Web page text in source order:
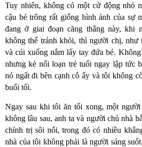
Tuy nhiên, không có một cử động nhỏ
cậu bé trông rất giống hình ảnh của sự
đang ở giai đoạn căng thẳng này, khi
không thể tránh khỏi, thì người chị, như
và cúi xuống nắm lấy tay đứa bé.
nhưng kẻ nổi loạn trẻ tuổi ngay lập tức
nó ngất đi bên cạnh cô ấy và tôi không
buổi tối.
Ngay sau khi tôi ăn tối xong, một
không lâu sau, anh ta và người chủ nhà
chính trị sôi nổi, trong đó có nhiều
nhà của tôi không phải là người sáng